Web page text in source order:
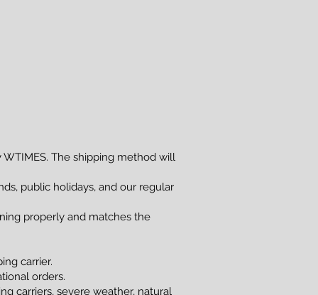
WTIMES. The shipping method will
public holidays, and our regular
properly and matches the
carrier.
orders.
carriers, severe weather, natural